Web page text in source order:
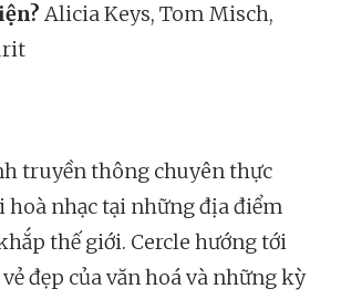
Alicia Keys, Tom Misch,
truyền thông chuyên thực
hoà nhạc tại những địa điểm
thế giới. Cercle hướng tới
đẹp của văn hoá và những kỳ